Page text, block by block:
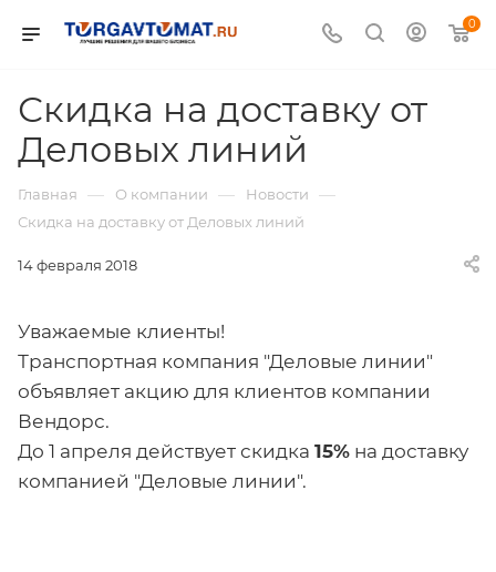
0
Скидка на доставку от
Деловых линий
Главная — О компании — Новости —
Скидка на доставку от Деловых линий
14 февраля 2018
Уважаемые клиенты!
Транспортная компания "Деловые линии"
объявляет акцию для клиентов компании
Вендорс.
До 1 апреля действует скидка 15% на доставку
компанией "Деловые линии".